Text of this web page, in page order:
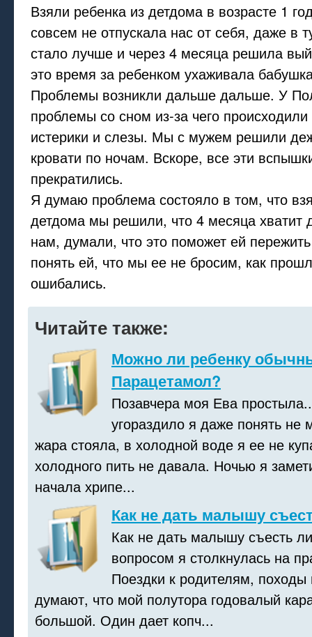
Взяли ребенка из детдома в возрасте 1
совсем не отпускала нас от себя, даже в
стало лучше и через 4 месяца решила
это время за ребенком ухаживала
Проблемы возникли дальше дальше. У
проблемы со сном из-за чего
истерики и слезы. Мы с мужем решили
кровати по ночам. Вскоре, все эти
прекратились.
Я думаю проблема состояло в том, что
детдома мы решили, что 4 месяца хватит
нам, думали, что это поможет ей
понять ей, что мы ее не бросим, как
ошибались.
Читайте также:
Можно ли ребенку
Парацетамол?
Позавчера моя Ева
угораздило я даже понять не
жара стояла, в холодной воде я ее не
холодного пить не давала. Ночью я
начала хрипе...
Как не дать малышу
Как не дать малышу съесть
вопросом я столкнулась на
Поездки к родителям, походы
думают, что мой полутора годовалый
большой. Один дает копч...